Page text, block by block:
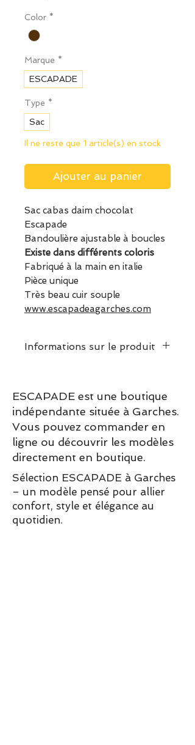
Color *
Marque *
ESCAPADE
Type *
Sac
Il ne reste que 1 article(s) en stock
Ajouter au panier
Sac cabas daim chocolat
Escapade
Bandoulière ajustable à boucles
Existe dans différents coloris
Fabriqué à la main en italie
Pièce unique
Très beau cuir souple
www.escapadeagarches.com
Informations sur le produit
Longueur de la sangle
ajustable
ESCAPADE est une boutique
indépendante située à Garches.
Vous pouvez commander en
ligne ou découvrir les modèles
directement en boutique.
Sélection ESCAPADE à Garches
– un modèle pensé pour allier
confort, style et élégance au
quotidien.